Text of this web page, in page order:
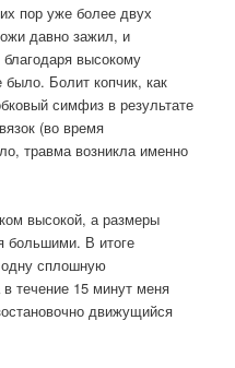
пор уже более двух
давно зажил, и
высокому
было. Болит копчик, как
симфиз в результате
(во время
травма возникла именно
высокой, а размеры
большими. В итоге
одну сплошную
в течение 15 минут меня
движущийся